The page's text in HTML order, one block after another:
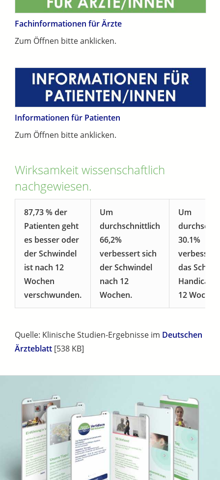
Fachinformationen für Ärzte
Zum Öffnen bitte anklicken.
Informationen für Patienten
Zum Öffnen bitte anklicken.
Wirksamkeit wissenschaftlich
nachgewiesen.
87,73 % der
Patienten geht
es besser oder
der Schwindel
ist nach 12
Wochen
verschwunden.
Um
durchschnittlich
66,2%
verbessert sich
der Schwindel
nach 12
Wochen.
Um
30.1%
verbessert
das
Handicap
12
Quelle: Klinische Studien-Ergebnisse im Deutschen
Ärzteblatt [538 KB]